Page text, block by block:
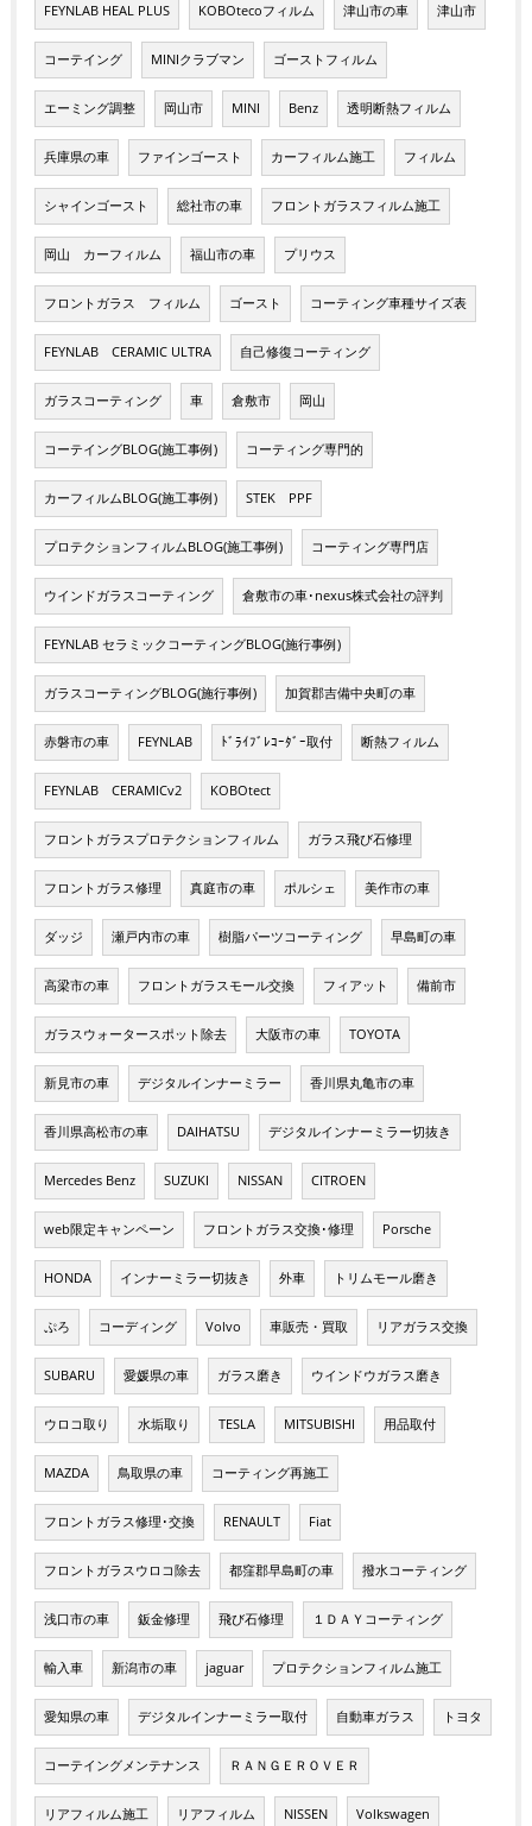
FEYNLAB HEAL PLUS KOBOtecoフィルム 津山市の車 津山市
コーテイング MINIクラブマン ゴーストフィルム
エーミング調整 岡山市 MINI Benz 透明断熱フィルム
兵庫県の車 ファインゴースト カーフィルム施工 フィルム
シャインゴースト 総社市の車 フロントガラスフィルム施工
岡山 カーフィルム 福山市の車 プリウス
フロントガラス フィルム ゴースト コーティング車種サイズ表
FEYNLAB CERAMIC ULTRA 自己修復コーティング
ガラスコーティング 車 倉敷市 岡山
コーテイングBLOG(施工事例) コーティング専門的
カーフィルムBLOG(施工事例) STEK PPF
プロテクションフィルムBLOG(施工事例) コーティング専門店
ウインドガラスコーティング 倉敷市の車･nexus株式会社の評判
FEYNLAB セラミックコーティングBLOG(施行事例)
ガラスコーティングBLOG(施行事例) 加賀郡吉備中央町の車
赤磐市の車 FEYNLAB ﾄﾞﾗｲﾌﾞﾚｺｰﾀﾞｰ取付 断熱フィルム
FEYNLAB CERAMICv2 KOBOtect
フロントガラスプロテクションフィルム ガラス飛び石修理
フロントガラス修理 真庭市の車 ポルシェ 美作市の車
ダッジ 瀬戸内市の車 樹脂パーツコーティング 早島町の車
高梁市の車 フロントガラスモール交換 フィアット 備前市
ガラスウォータースポット除去 大阪市の車 TOYOTA
新見市の車 デジタルインナーミラー 香川県丸亀市の車
香川県高松市の車 DAIHATSU デジタルインナーミラー切抜き
Mercedes Benz SUZUKI NISSAN CITROEN
web限定キャンペーン フロントガラス交換･修理 Porsche
HONDA インナーミラー切抜き 外車 トリムモール磨き
ぷろ コーディング Volvo 車販売・買取 リアガラス交換
SUBARU 愛媛県の車 ガラス磨き ウインドウガラス磨き
ウロコ取り 水垢取り TESLA MITSUBISHI 用品取付
MAZDA 鳥取県の車 コーティング再施工
フロントガラス修理･交換 RENAULT Fiat
フロントガラスウロコ除去 都窪郡早島町の車 撥水コーティング
浅口市の車 鈑金修理 飛び石修理 １ＤＡＹコーティング
輸入車 新潟市の車 jaguar プロテクションフィルム施工
愛知県の車 デジタルインナーミラー取付 自動車ガラス トヨタ
コーテイングメンテナンス ＲＡＮＧＥＲＯＶＥＲ
リアフィルム施工 リアフィルム NISSEN Volkswagen